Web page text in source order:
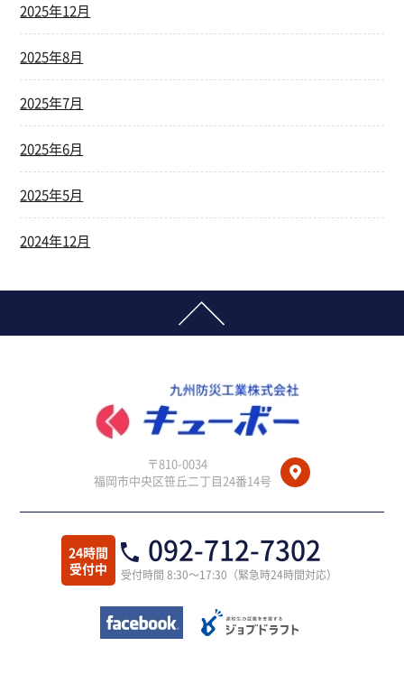
2025年12月
2025年8月
2025年7月
2025年6月
2025年5月
2024年12月
〒810-0034
福岡市中央区笹丘二丁目24番14号
24時間
受付中
092-712-7302
受付時間 8:30～17:30（緊急時24時間対応）